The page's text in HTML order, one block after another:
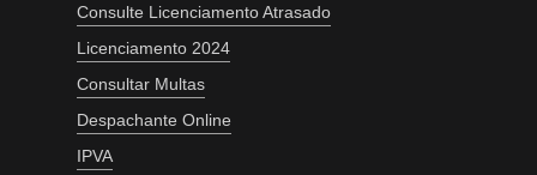
Consulte Licenciamento Atrasado
Licenciamento 2024
Consultar Multas
Despachante Online
IPVA